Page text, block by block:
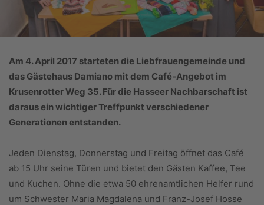
Am 4. April 2017 starteten die Liebfrauengemeinde und
das Gästehaus Damiano mit dem Café-Angebot im
Krusenrotter Weg 35. Für die Hasseer Nachbarschaft ist
daraus ein wichtiger Treffpunkt verschiedener
Generationen entstanden.
Jeden Dienstag, Donnerstag und Freitag öffnet das Café
ab 15 Uhr seine Türen und bietet den Gästen Kaffee, Tee
und Kuchen. Ohne die etwa 50 ehrenamtlichen Helfer rund
um Schwester Maria Magdalena und Franz-Josef Hosse